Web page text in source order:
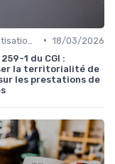
• 18/03/2026
1 du CGI :
la territorialité de
les prestations de